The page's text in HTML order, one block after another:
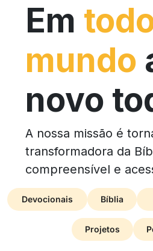
Em
mundo
novo
A nossa missão é
transformadora da
compreensível e
Devocionais Bíblia
Projetos